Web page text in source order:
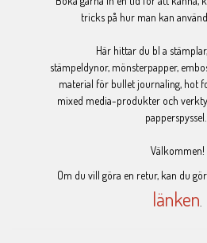
tricks på hur man kan
Här hittar du bl a
stämpeldynor, mönsterpapper,
material för bullet journaling, hot
mixed media-produkter och
papperspyssel.
Välkommen!
Om du vill göra en retur, kan du
länken.